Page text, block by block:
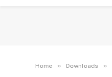
Home » Downloads »